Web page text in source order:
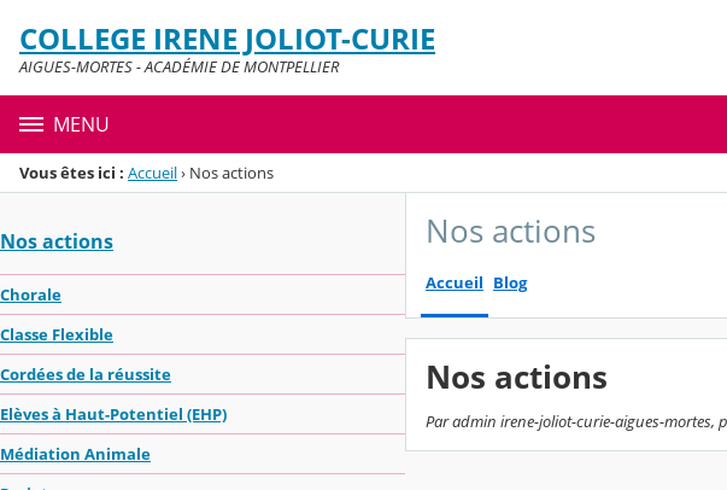
Menu de la rubrique
Contenu
COLLEGE IRENE JOLIOT-CURIE
AIGUES-MORTES - ACADÉMIE DE MONTPELLIER
MENU
Vous êtes ici : Accueil› Nos actions
Nos actions
Chorale
Classe Flexible
Cordées de la réussite
Elèves à Haut-Potentiel (EHP)
Médiation Animale
Nos actions
Accueil Blog
Nos actions
Par admin irene-joliot-curie-aigues-mortes,